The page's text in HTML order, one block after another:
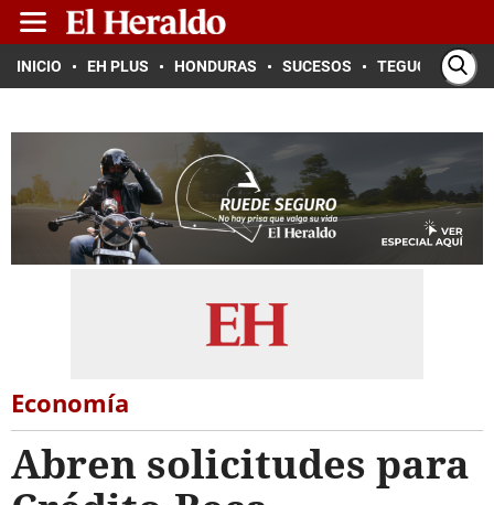
INICIO EH PLUS HONDURAS SUCESOS TEGUCIGALPA
Economía
Abren solicitudes para